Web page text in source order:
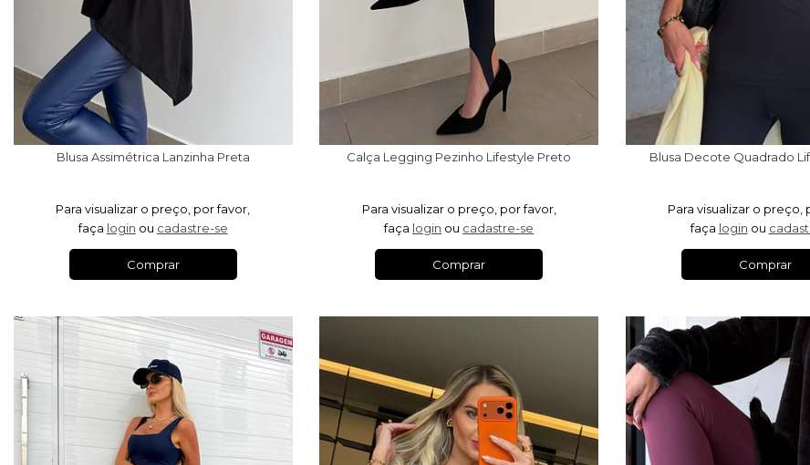
Blusa Assimétrica Lanzinha Preta
Para visualizar o preço, por favor,
faça login ou cadastre-se
Comprar
Calça Legging Pezinho Lifestyle Preto
Para visualizar o preço, por favor,
faça login ou cadastre-se
Comprar
Blusa Decote Quadrado
Para visualizar o preço,
faça login ou
Comprar